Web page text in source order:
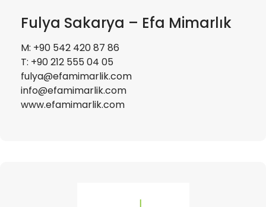
Fulya Sakarya – Efa Mimarlık
M: +90 542 420 87 86
T: +90 212 555 04 05
fulya@efamimarlik.com
info@efamimarlik.com
www.efamimarlik.com